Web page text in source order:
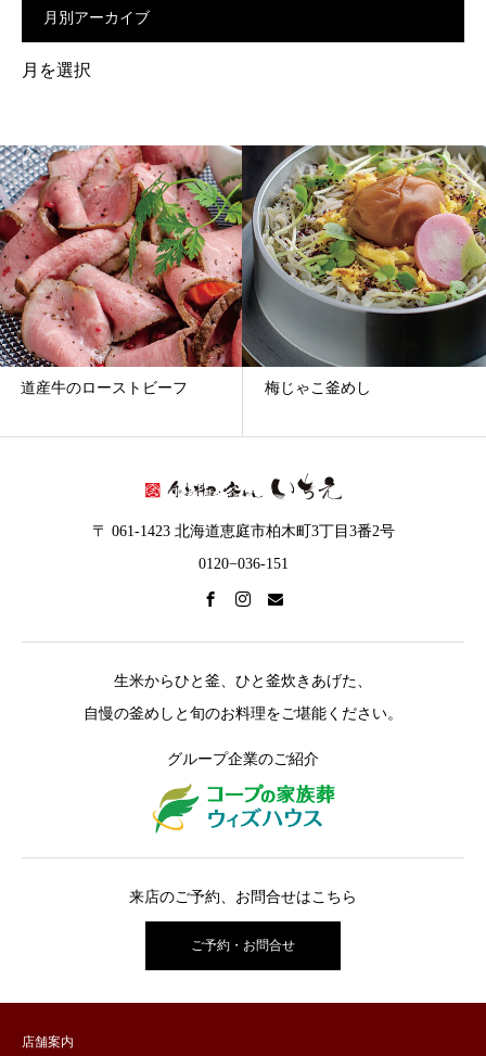
月別アーカイブ
月
ー
カ
イ
ブ
道産牛のローストビーフ 梅じゃこ釜めし
〒 061-1423 北海道恵庭市柏木町3丁目3番2号
0120−036-151
生米からひと釜、ひと釜炊きあげた、
自慢の釜めしと旬のお料理をご堪能ください。
グループ企業のご紹介
来店のご予約、お問合せはこちら
ご予約・お問合せ
店舗案内